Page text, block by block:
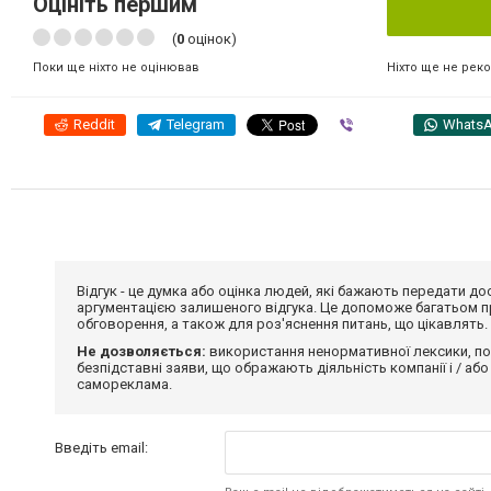
(0 оцінок)
Поки ще ніхто не оцінював Ніхто ще не
Reddit Telegram
Відгук - це думка або оцінка людей, які бажають передати
аргументацією залишеного відгука. Це допоможе багатьом
обговорення, а також для роз'яснення питань, що цікавлять.
Не дозволяється: використання ненормативної лексики,
безпідставні заяви, що ображають діяльність компанії і /
самореклама.
Введіть email: